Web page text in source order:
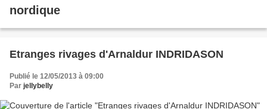
nordique
Etranges rivages d'Arnaldur INDRIDASON
Publié le 12/05/2013 à 09:00
Par jellybelly